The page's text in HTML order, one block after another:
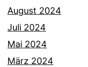
August 2024
Juli 2024
Mai 2024
März 2024